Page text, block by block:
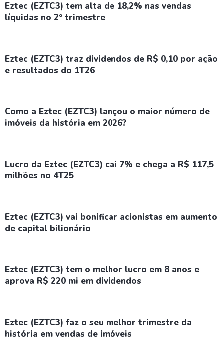
Eztec (EZTC3) tem alta de 18,2% nas vendas
líquidas no 2º trimestre
Eztec (EZTC3) traz dividendos de R$ 0,10 por ação
e resultados do 1T26
Como a Eztec (EZTC3) lançou o maior número de
imóveis da história em 2026?
Lucro da Eztec (EZTC3) cai 7% e chega a R$ 117,5
milhões no 4T25
Eztec (EZTC3) vai bonificar acionistas em aumento
de capital bilionário
Eztec (EZTC3) tem o melhor lucro em 8 anos e
aprova R$ 220 mi em dividendos
Eztec (EZTC3) faz o seu melhor trimestre da
história em vendas de imóveis